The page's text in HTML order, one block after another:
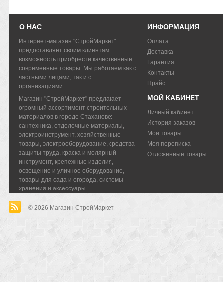
О НАС
Интернет-магазин "СтройМаркет"
предоставляет своим клиентам
возможность приобрести качественные
современные товары. Мы работаем как с
частными лицами, так и с
организациями.
Магазин "СтройМаркет" предлагает
огромный ассортимент строительных
материалов в городе Стаханове:
сантехника, отделочные материалы,
электроинструмент, хозяйственные
товары, электрооборудование, средства
защиты труда, краска и молярный
инструмент, крепежные изделия,
освещение и уличное оборудование,
товары для сада и огорода, системы
хранения и аксессуары.
ИНФОРМАЦИЯ
Оплата
Доставка
Гарантия
Контакты
Прайс
МОЙ КАБИНЕТ
Личный кабинет
История заказов
Мои товары
Моя переписка
Отложенные товары
© 2026 Магазин СтройМаркет